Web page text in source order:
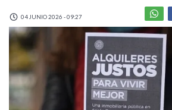
04 JUNIO 2026 - 09:27